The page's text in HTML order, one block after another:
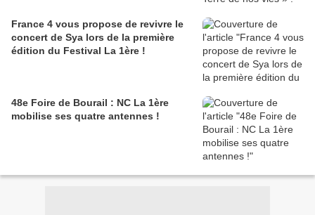
France 4 vous propose de revivre le
concert de Sya lors de la première
édition du Festival La 1ère !
48e Foire de Bourail : NC La 1ère
mobilise ses quatre antennes !